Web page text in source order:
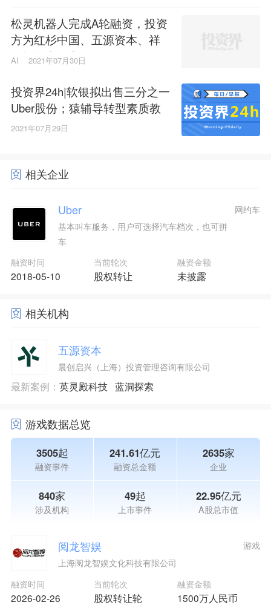
松灵机器人完成A轮融资，投资
方为红杉中国、五源资本、祥
峰投资中国和HKX
AI 2021年07月30日
投资界24h|软银拟出售三分之一
Uber股份；猿辅导转型素质教
育；目标200亿中建材（安徽）
2021年07月29日
相关企业
Uber
基本叫车服务，用户可选择汽车档次，也可拼
车
网约车
融资时间
2018-05-10
当前轮次
股权转让
融资金额
未披露
相关机构
五源资本
晨创启兴（上海）投资管理咨询有限公司
最新案例： 英灵殿科技 蓝洞探索
游戏数据总览
3505起
融资事件
241.61亿元
融资总金额
2635家
企业
840家
涉及机构
49起
上市事件
22.95亿元
A股总市值
阅龙智娱
上海阅龙智娱文化科技有限公司
融资时间
2026-02-26
当前轮次
股权转让轮
融资金额
1500万人民币
游戏